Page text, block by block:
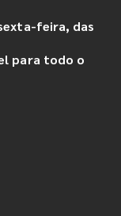
feira, das
para todo o